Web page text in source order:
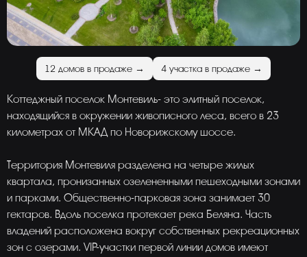
12 домов в продаже → 4 участка в продаже →
Коттеджный поселок Монтевиль- это элитный поселок,
находящийся в окружении живописного леса, всего в 23
километрах от МКАД по Новорижскому шоссе.
Территория Монтевиля разделена на четыре жилых
квартала, пронизанных озелененными пешеходными зонами
и парками. Общественно-парковая зона занимает 30
гектаров. Вдоль поселка протекает река Беляна. Часть
владений расположена вокруг собственных рекреационных
зон с озерами. VIP-участки первой линии домов имеют